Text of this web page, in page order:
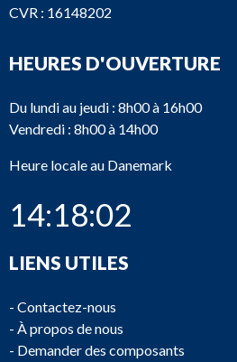
CVR : 16148202
HEURES D'OUVERTURE
Du lundi au jeudi : 8h00 à 16h00
Vendredi : 8h00 à 14h00
Heure locale au Danemark
14:18:02
LIENS UTILES
- Contactez-nous
- À propos de nous
- Demander des composants